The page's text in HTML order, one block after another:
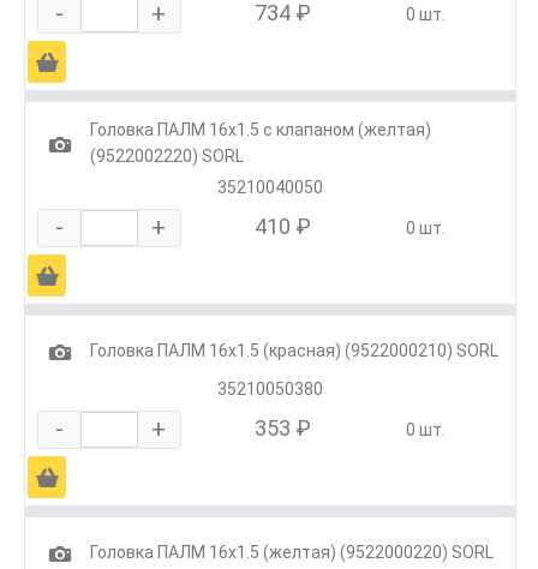
- + 734 ₽ 0 шт.
Ä
1
Головка ПАЛМ 16х1.5 с клапаном (желтая)
(9522002220) SORL
35210040050
- + 410 ₽ 0 шт.
Ä
1
Головка ПАЛМ 16х1.5 (красная) (9522000210) SORL
35210050380
- + 353 ₽ 0 шт.
Ä
1
Головка ПАЛМ 16х1.5 (желтая) (9522000220) SORL